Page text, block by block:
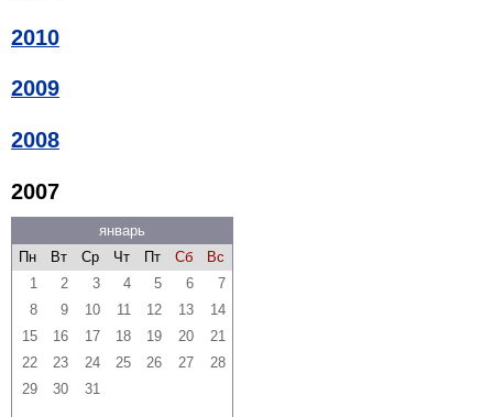
2010
2009
2008
2007
январь
Пн
Вт Ср Чт Пт Сб
Вс
1
2 3 4 5 6
7
8
9 10 11 12 13
14
15
16 17 18 19 20
21
22
23 24 25 26 27
28
29
30 31